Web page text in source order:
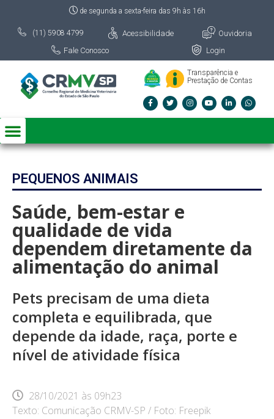
de segunda a sexta-feira das 9h às 16h
(11) 5908 4799 Acessibilidade
Ouvidoria
Fale Conosco
Login
Transparência e
Prestação de Contas
PEQUENOS ANIMAIS
Saúde, bem-estar e
qualidade de vida
dependem diretamente da
alimentação do animal
Pets precisam de uma dieta
completa e equilibrada, que
depende da idade, raça, porte e
nível de atividade física
28/10/2021 às 09h23
Texto: Comunicação CRMV-SP / Foto: Freepik